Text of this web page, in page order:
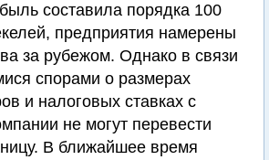
составила порядка 100
предприятия намерены
за рубежом. Однако в связи
спорами о размерах
и налоговых ставках с
не могут перевести
В ближайшее время